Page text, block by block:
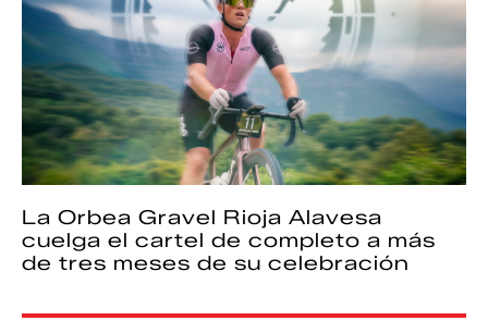
La Orbea Gravel Rioja Alavesa
cuelga el cartel de completo a más
de tres meses de su celebración